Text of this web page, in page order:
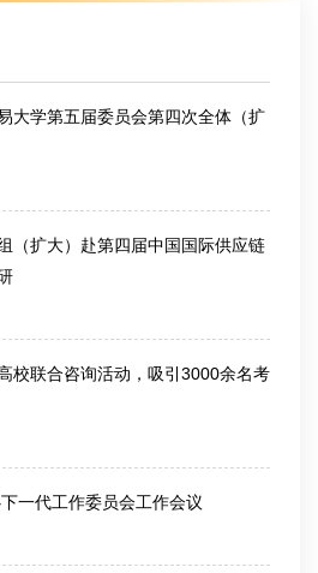
大学第五届委员会第四次全体（扩
（扩大）赴第四届中国国际供应链
校联合咨询活动，吸引3000余名考
一代工作委员会工作会议